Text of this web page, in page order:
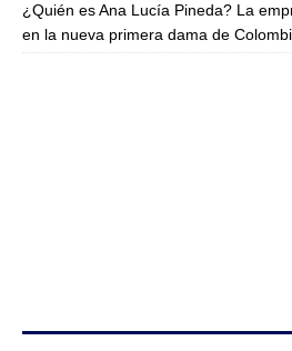
¿Quién es Ana Lucía Pineda? La
en la nueva primera dama de